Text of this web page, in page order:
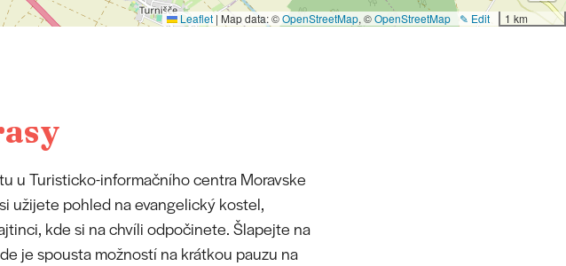
1 km
✎ Edit
Leaflet|Map data: ©OpenStreetMap, ©OpenStreetMap
u Turisticko-informačního centra Moravske
užijete pohled na evangelický kostel,
kde si na chvíli odpočinete. Šlapejte na
je spousta možností na krátkou pauzu na